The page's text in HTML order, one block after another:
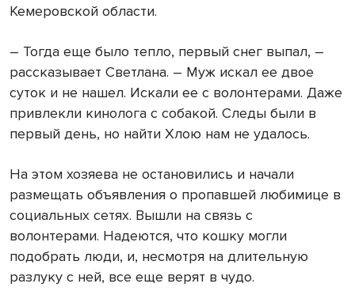
Кемеровской области.
– Тогда еще было тепло, первый снег выпал, –
рассказывает Светлана. – Муж искал ее двое
суток и не нашел. Искали ее с волонтерами. Даже
привлекли кинолога с собакой. Следы были в
первый день, но найти Хлою нам не удалось.
На этом хозяева не остановились и начали
размещать объявления о пропавшей любимице в
социальных сетях. Вышли на связь с
волонтерами. Надеются, что кошку могли
подобрать люди, и, несмотря на длительную
разлуку с ней, все еще верят в чудо.